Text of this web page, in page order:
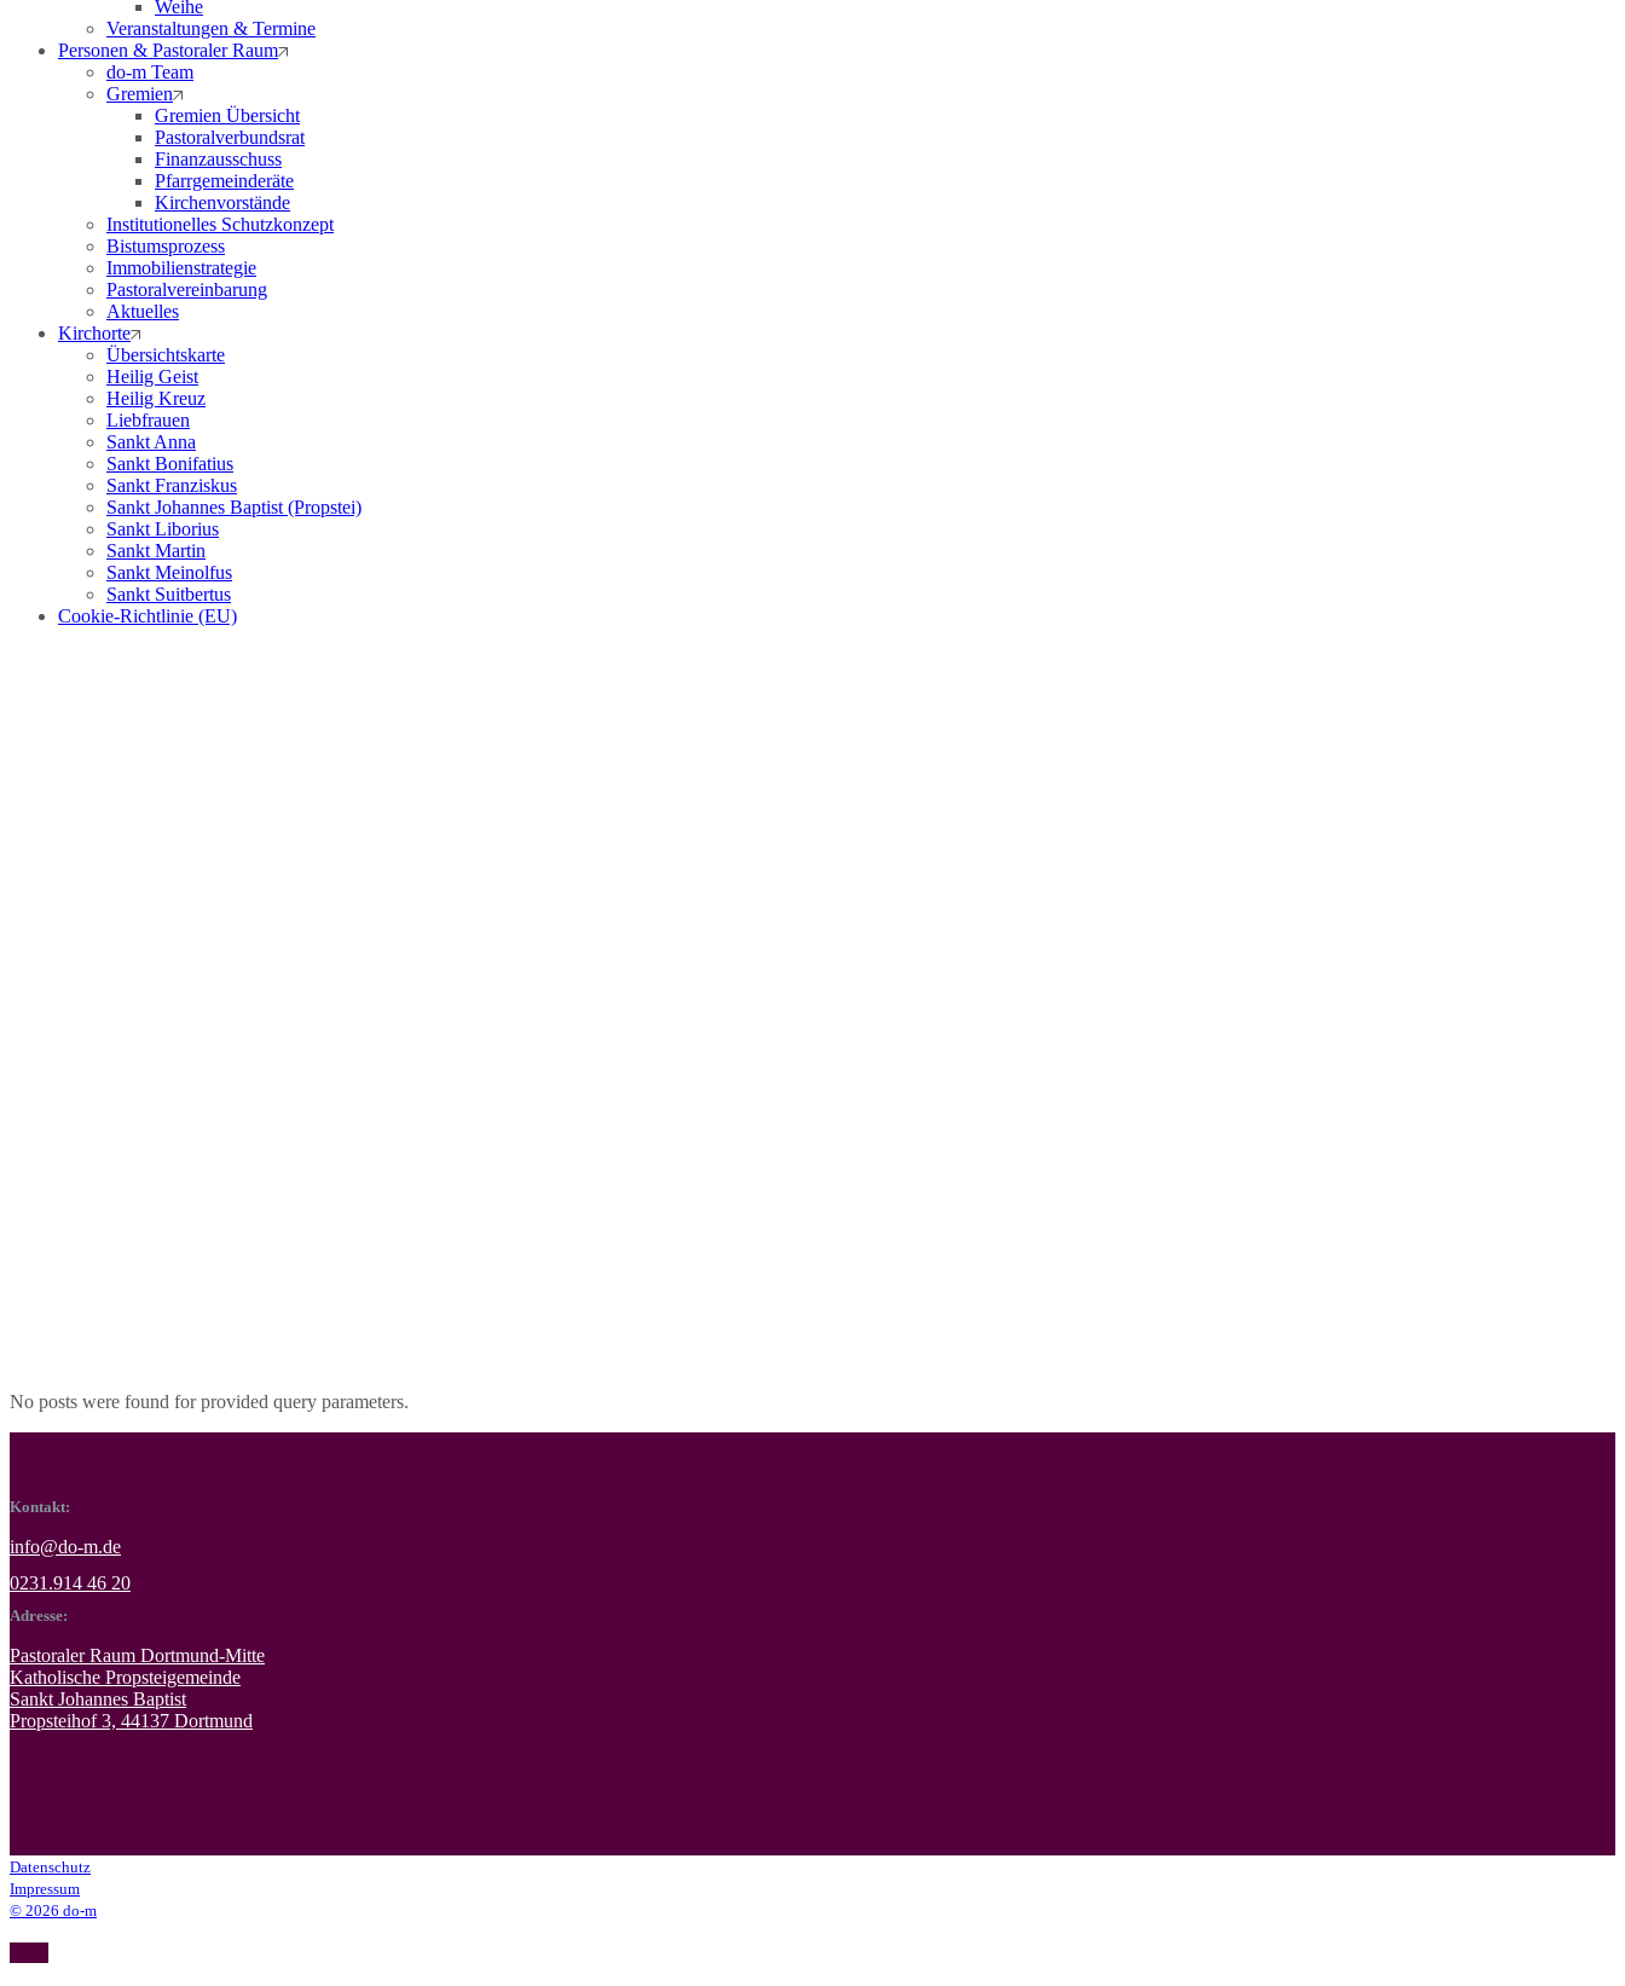
Weihe
Veranstaltungen & Termine
Personen & Pastoraler Raum
do-m Team
Gremien
Gremien Übersicht
Pastoralverbundsrat
Finanzausschuss
Pfarrgemeinderäte
Kirchenvorstände
Institutionelles Schutzkonzept
Bistumsprozess
Immobilienstrategie
Pastoralvereinbarung
Aktuelles
Kirchorte
Übersichtskarte
Heilig Geist
Heilig Kreuz
Liebfrauen
Sankt Anna
Sankt Bonifatius
Sankt Franziskus
Sankt Johannes Baptist (Propstei)
Sankt Liborius
Sankt Martin
Sankt Meinolfus
Sankt Suitbertus
Cookie-Richtlinie (EU)
No posts were found for provided query parameters.
Kontakt:
info@do-m.de
0231.914 46 20
Adresse:
Pastoraler Raum Dortmund-Mitte
Katholische Propsteigemeinde
Sankt Johannes Baptist
Propsteihof 3, 44137 Dortmund
Datenschutz
Impressum
© 2026 do-m